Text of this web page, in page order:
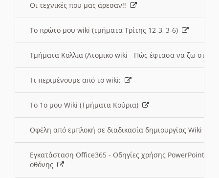
Οι τεχνικές που μας άρεσαν!!
Το πρώτο μου wiki (τμήματα Τρίτης 12-3, 3-6)
Τμήματα Κολλια (Ατομικο wiki - Πώς έφτασα να ζω στην
Τι περιμένουμε από το wiki;
Το 1ο μου Wiki (Τμήματα Κούρια)
Οφέλη από εμπλοκή σε διαδικασία δημιουργίας Wiki
Εγκατάσταση Office365 - Οδηγίες χρήσης PowerPoint
οθόνης